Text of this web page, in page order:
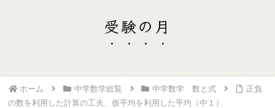
受験の月
ホーム 中学数学総覧 中学数学 数と式
正負
の数を利用した計算の工夫、仮平均を利用した平均（中１）